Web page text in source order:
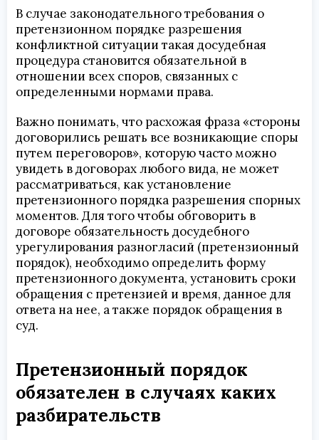
В случае законодательного требования о
претензионном порядке разрешения
конфликтной ситуации такая досудебная
процедура становится обязательной в
отношении всех споров, связанных с
определенными нормами права.
Важно понимать, что расхожая фраза «стороны
договорились решать все возникающие споры
путем переговоров», которую часто можно
увидеть в договорах любого вида, не может
рассматриваться, как установление
претензионного порядка разрешения спорных
моментов. Для того чтобы обговорить в
договоре обязательность досудебного
урегулирования разногласий (претензионный
порядок), необходимо определить форму
претензионного документа, установить сроки
обращения с претензией и время, данное для
ответа на нее, а также порядок обращения в
суд.
Претензионный порядок
обязателен в случаях каких
разбирательств